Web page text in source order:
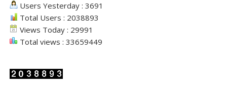
Users Yesterday : 3691
Total Users : 2038893
Views Today : 29991
Total views : 33659449